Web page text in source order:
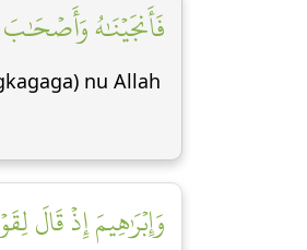
فَأَنجَيۡنَٰهُ وَأَصۡحَٰبَ
nu Allah
وَإِبۡرَٰهِيمَ إِذۡ قَالَ